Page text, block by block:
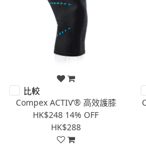
比較
Compex ACTIV’® 高效護膝
HK$248 14% OFF
HK$288